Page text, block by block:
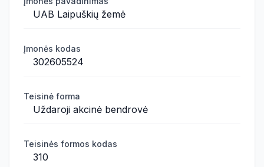
UAB Laipuškių žemė
Įmonės kodas
302605524
Teisinė forma
Uždaroji akcinė bendrovė
Teisinės formos kodas
310